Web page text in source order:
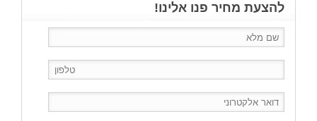
להצעת מחיר פנו אלינו!